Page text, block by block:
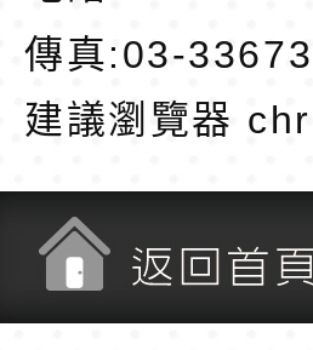
傳真:03-
建議瀏覽器